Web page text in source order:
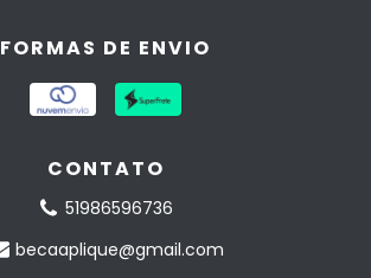
FORMAS DE ENVIO
CONTATO
51986596736
becaaplique@gmail.com